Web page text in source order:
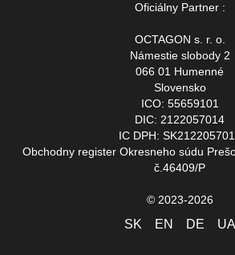
Oficiálny Partner :
OCTAGON s. r. o.
Námestie slobody 2
066 01 Humenné
Slovensko
ICO: 55659101
DIC: 2122057014
IC DPH:
Obchodny register Okresneho súdu
č.46409/P
© 2023-2026
SK EN DE UA